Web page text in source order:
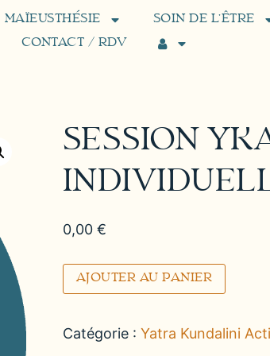
MAÏEUSTHÉSIE SOIN DE L’ÊTRE
CONTACT / RDV
SESSION
0,00 €
AJOUTER AU PANIER
Catégorie : Yatra Kundalini